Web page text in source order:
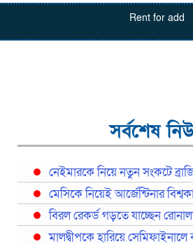
Rent for add
সর্বশেষ
নেইমারকে নিয়ে নতুন সংকটে
মেসিকে নিয়েই আর্জেন্টিনার
বিরল রেকর্ড গড়তে যাচ্ছেন
মালদ্বীপকে হারিয়ে সেমিফাইনালে